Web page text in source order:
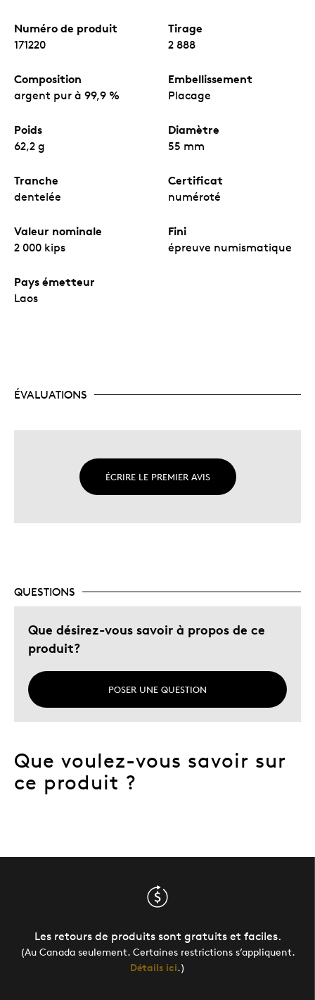
Numéro de produit
171220
Tirage
2 888
Composition
argent pur à 99,9 %
Embellissement
Placage
Poids
62,2 g
Diamètre
55 mm
Tranche
dentelée
Certificat
numéroté
Valeur nominale
2 000 kips
Fini
épreuve numismatique
Pays émetteur
Laos
ÉVALUATIONS
ÉCRIRE LE PREMIER AVIS
QUESTIONS
Que désirez-vous savoir à propos de ce
produit?
POSER UNE QUESTION
Que voulez-vous savoir sur
ce produit ?
Les retours de produits sont gratuits et faciles.
(Au Canada seulement. Certaines restrictions s’appliquent.
Détails ici.)